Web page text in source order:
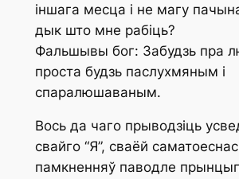
іншага месца і не магу
дык што мне рабіць?
Фальшывы бог: Забудзь пра
проста будзь паслухмяным і
спаралюшаваным.
Вось да чаго прыводзіць
свайго “Я”, сваёй
памкненняў паводле